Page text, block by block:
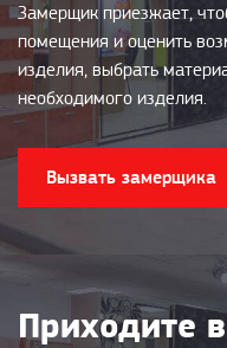
Замерщик приезжает,
помещения и оценить
изделия, выбрать
необходимого изделия.
Вызвать замерщика
Приходите